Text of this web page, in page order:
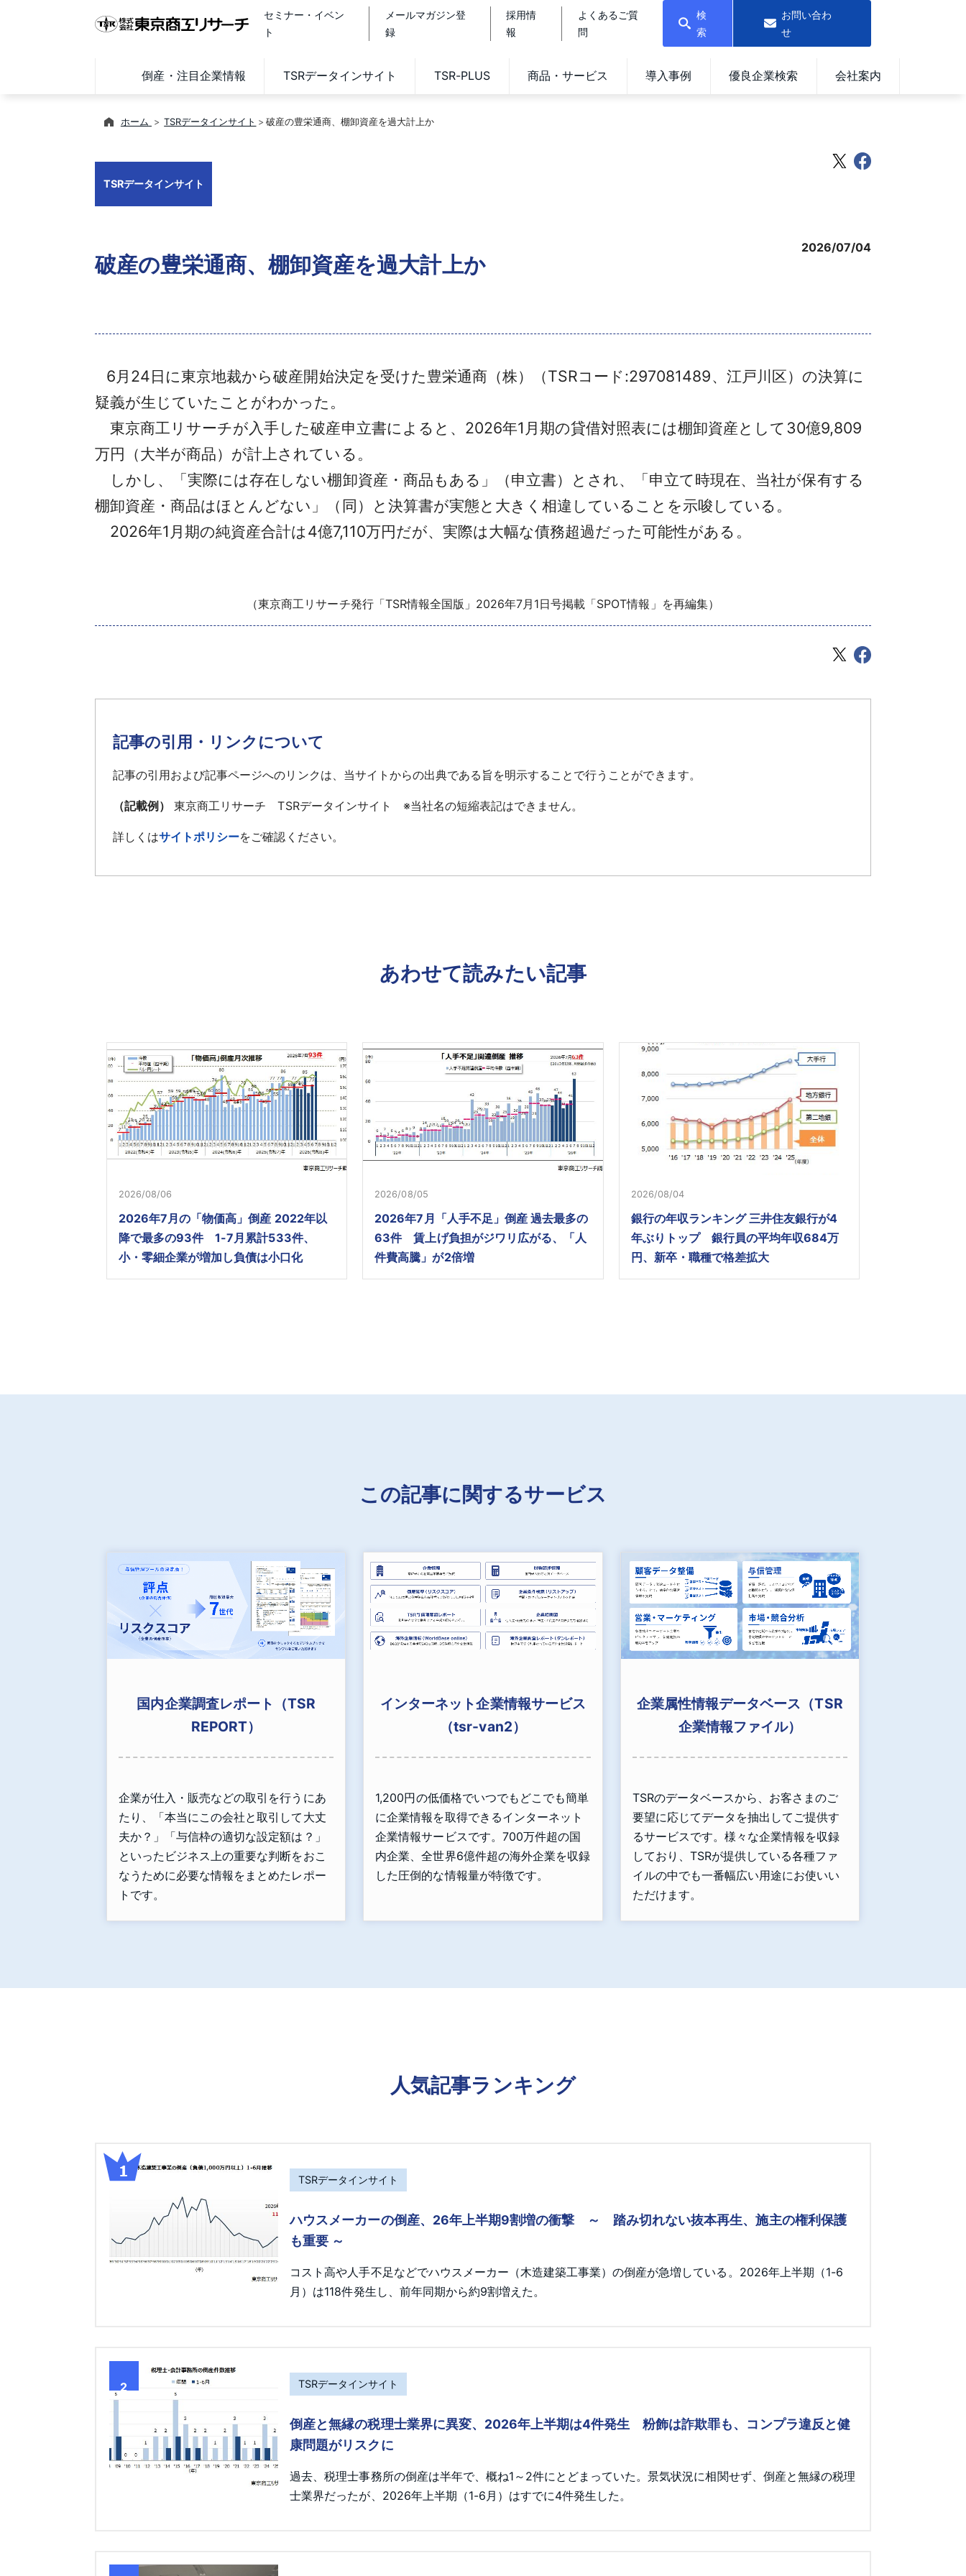
セミナー・イベン
ト
メールマガジン登
録
採用情
報
よくあるご質
問
検
索
お問い合わ
せ
倒産・注目企業情報 TSRデータインサイト TSR-PLUS 商品・サービス 導入事例 優良企業検索 会社案内
ホーム TSRデータインサイト 破産の豊栄通商、棚卸資産を過大計上か
TSRデータインサイト
破産の豊栄通商、棚卸資産を過大計上か
2026/07/04
6月24日に東京地裁から破産開始決定を受けた豊栄通商（株）（TSRコード:297081489、江戸川区）の決算に
疑義が生じていたことがわかった。
東京商工リサーチが入手した破産申立書によると、2026年1月期の貸借対照表には棚卸資産として30億9,809
万円（大半が商品）が計上されている。
しかし、「実際には存在しない棚卸資産・商品もある」（申立書）とされ、「申立て時現在、当社が保有する
棚卸資産・商品はほとんどない」（同）と決算書が実態と大きく相違していることを示唆している。
2026年1月期の純資産合計は4億7,110万円だが、実際は大幅な債務超過だった可能性がある。
（東京商工リサーチ発行「TSR情報全国版」2026年7月1日号掲載「SPOT情報」を再編集）
記事の引用・リンクについて
記事の引用および記事ページへのリンクは、当サイトからの出典である旨を明示することで行うことができます。
（記載例） 東京商工リサーチ TSRデータインサイト ※当社名の短縮表記はできません。
詳しくはサイトポリシーをご確認ください。
あわせて読みたい記事
2026/08/06
2026年7月の「物価高」倒産 2022年以
降で最多の93件 1-7月累計533件、
小・零細企業が増加し負債は小口化
2026/08/05
2026年7月「人手不足」倒産 過去最多の
63件 賃上げ負担がジワリ広がる、「人
件費高騰」が2倍増
2026/08/04
銀行の年収ランキング 三井住友銀行が4
年ぶりトップ 銀行員の平均年収684万
円、新卒・職種で格差拡大
この記事に関するサービス
国内企業調査レポート（TSR
REPORT）
企業が仕入・販売などの取引を行うにあ
たり、「本当にこの会社と取引して大丈
夫か？」「与信枠の適切な設定額は？」
といったビジネス上の重要な判断をおこ
なうために必要な情報をまとめたレポー
トです。
インターネット企業情報サービス
（tsr-van2）
1,200円の低価格でいつでもどこでも簡単
に企業情報を取得できるインターネット
企業情報サービスです。700万件超の国
内企業、全世界6億件超の海外企業を収録
した圧倒的な情報量が特徴です。
企業属性情報データベース（TSR
企業情報ファイル）
TSRのデータベースから、お客さまのご
要望に応じてデータを抽出してご提供す
るサービスです。様々な企業情報を収録
しており、TSRが提供している各種ファ
イルの中でも一番幅広い用途にお使いい
ただけます。
人気記事ランキング
TSRデータインサイト
ハウスメーカーの倒産、26年上半期9割増の衝撃 ～ 踏み切れない抜本再生、施主の権利保護
も重要 ～
コスト高や人手不足などでハウスメーカー（木造建築工事業）の倒産が急増している。2026年上半期（1-6
月）は118件発生し、前年同期から約9割増えた。
2 TSRデータインサイト
倒産と無縁の税理士業界に異変、2026年上半期は4件発生 粉飾は詐欺罪も、コンプラ違反と健
康問題がリスクに
過去、税理士事務所の倒産は半年で、概ね1～2件にとどまっていた。景気状況に相関せず、倒産と無縁の税理
士業界だったが、2026年上半期（1-6月）はすでに4件発生した。